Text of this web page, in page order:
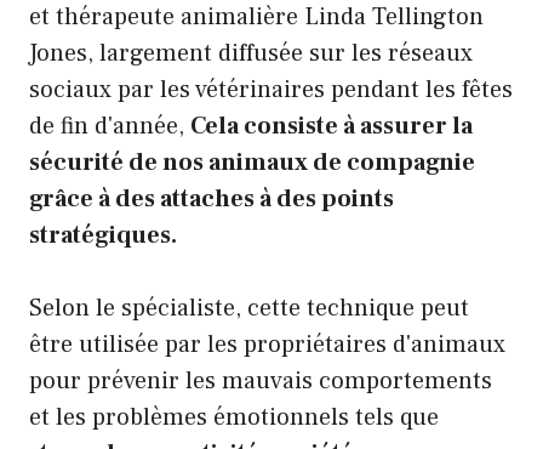
et thérapeute animalière Linda Tellington
Jones, largement diffusée sur les réseaux
sociaux par les vétérinaires pendant les fêtes
de fin d'année, Cela consiste à assurer la
sécurité de nos animaux de compagnie
grâce à des attaches à des points
stratégiques.
Selon le spécialiste, cette technique peut
être utilisée par les propriétaires d'animaux
pour prévenir les mauvais comportements
et les problèmes émotionnels tels que